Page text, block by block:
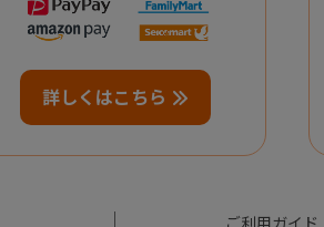
詳しくはこちら
ご利用ガイド